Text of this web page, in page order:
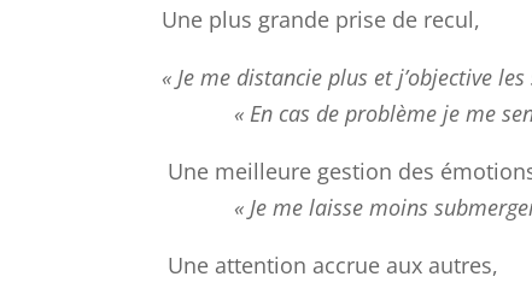
Une plus grande prise de recul,
« Je me distancie plus et j’objective
« En cas de problème je me
Une meilleure gestion des
« Je me laisse moins submerger
Une attention accrue aux autres,